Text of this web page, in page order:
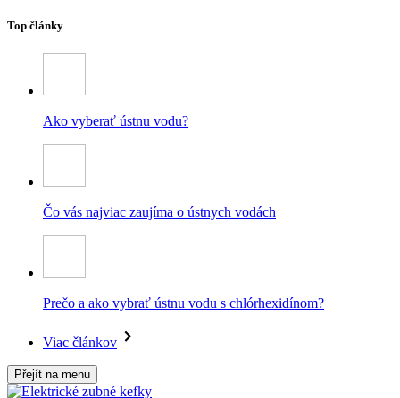
Top články
Ako vyberať ústnu vodu?
Čo vás najviac zaujíma o ústnych vodách
Prečo a ako vybrať ústnu vodu s chlórhexidínom?
Viac článkov
Přejít na menu